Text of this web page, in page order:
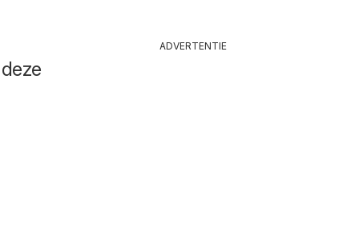
ADVERTENTIE